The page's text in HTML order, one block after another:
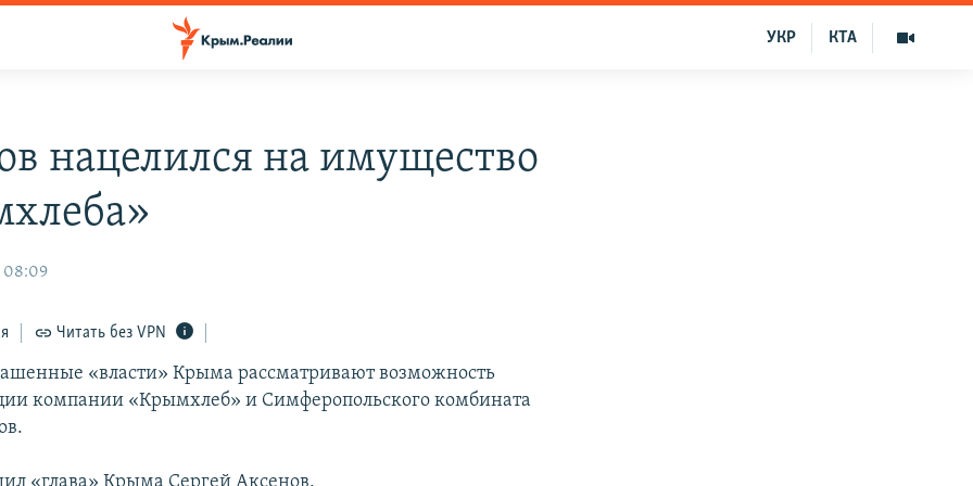
КТА
УКР
нацелился на имущество
08:09
Читать без VPN
«власти» Крыма рассматривают возможность
компании «Крымхлеб» и Симферопольского комбината